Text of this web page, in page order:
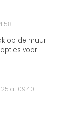
op de muur.
voor
at 09:40